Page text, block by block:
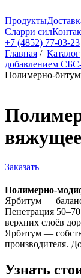
Продукты
Сларри сил
+7 (4852) 77-03-23
Главная / Каталог
добавлением
Полимерно-
Заказать
Полимерно-
Ярбитум —
Пенетрация
верхних слоёв
Ярбитум —
производителя.
Узнать